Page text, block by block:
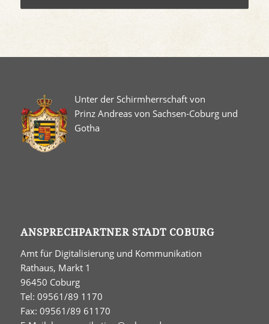
Unter der Schirmherrschaft von
Prinz Andreas von Sachsen-Coburg und
Gotha
ANSPRECHPARTNER STADT COBURG
Amt für Digitalisierung und Kommunikation
Rathaus, Markt 1
96450 Coburg
Tel: 09561/89 1170
Fax: 09561/89 61170